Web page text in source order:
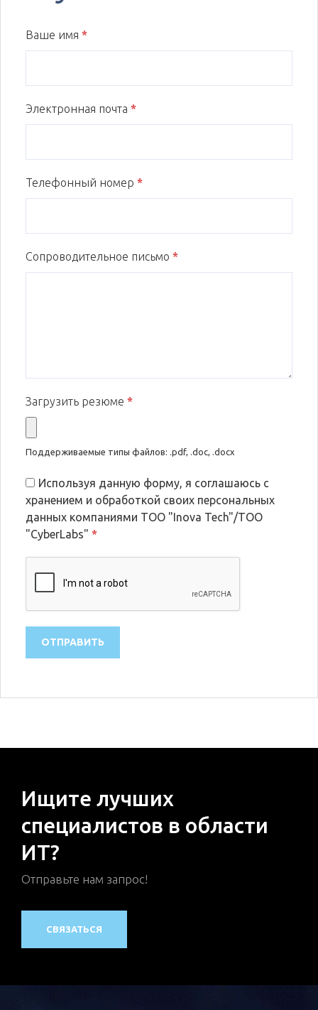
Ваше имя *
Электронная почта *
Телефонный номер *
Сопроводительное письмо *
Загрузить резюме *
Поддерживаемые типы файлов: .pdf, .doc, .docx
Используя данную форму, я соглашаюсь с
хранением и обработкой своих персональных
данных компаниями ТОО "Inova Tech"/ТОО
"CyberLabs" *
Ищите лучших
специалистов в области
ИТ?
Отправьте нам запрос!
СВЯЗАТЬСЯ